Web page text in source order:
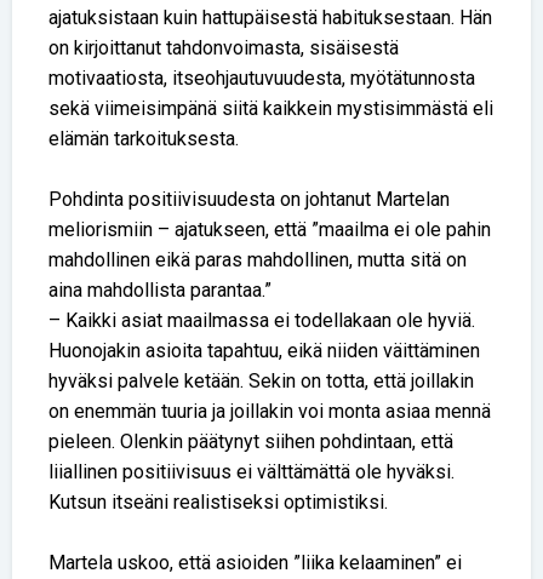
ajatuksistaan kuin hattupäisestä habituksestaan. Hän
on kirjoittanut tahdonvoimasta, sisäisestä
motivaatiosta, itseohjautuvuudesta, myötätunnosta
sekä viimeisimpänä siitä kaikkein mystisimmästä eli
elämän tarkoituksesta.
Pohdinta positiivisuudesta on johtanut Martelan
meliorismiin – ajatukseen, että ”maailma ei ole pahin
mahdollinen eikä paras mahdollinen, mutta sitä on
aina mahdollista parantaa.”
– Kaikki asiat maailmassa ei todellakaan ole hyviä.
Huonojakin asioita tapahtuu, eikä niiden väittäminen
hyväksi palvele ketään. Sekin on totta, että joillakin
on enemmän tuuria ja joillakin voi monta asiaa mennä
pieleen. Olenkin päätynyt siihen pohdintaan, että
liiallinen positiivisuus ei välttämättä ole hyväksi.
Kutsun itseäni realistiseksi optimistiksi.
Martela uskoo, että asioiden ”liika kelaaminen” ei